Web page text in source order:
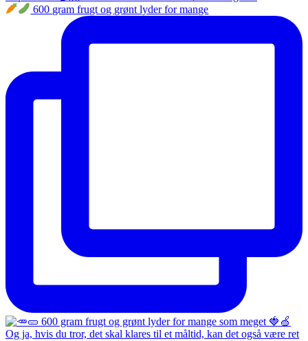
600 gram frugt og grønt lyder for mange